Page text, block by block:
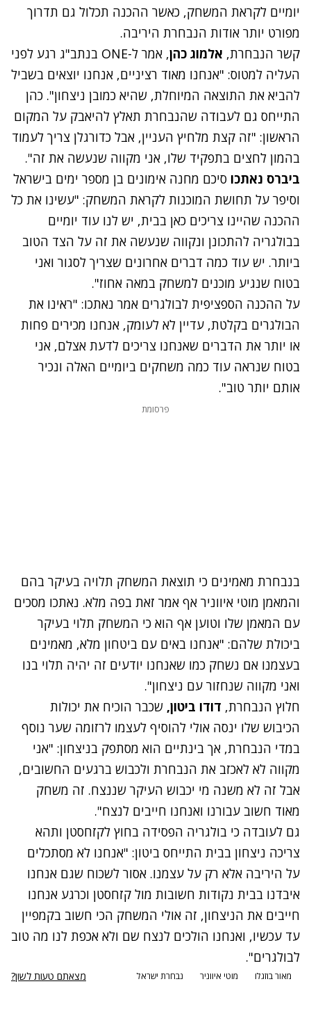
יומיים לקראת המשחק, כאשר ההכנה תכלול גם תדרוך
מפורט יותר אודות הנבחרת היריבה.
קשר הנבחרת, אלמוג כהן
, אמר ל-ONE בנתב"ג רגע לפני
העליה למטוס: "אנחנו מאוד רציניים, אנחנו יוצאים בשביל
להביא את התוצאה המיוחלת, שהיא כמובן ניצחון". כהן
התייחס גם לעבודה שהנבחרת תאלץ להיאבק על המקום
הראשון: "זה קצת מלחיץ העניין, אבל כדורגלן צריך לעמוד
בהמון לחצים בתפקיד שלו, אני מקווה שנעשה את זה".
ביברס נאתכו סיכם מחנה אימונים בן מספר ימים בישראל
וסיפר על תחושת המוכנות לקראת המשחק: "עשינו את כל
ההכנה שהיינו צריכים כאן בבית, יש לנו עוד יומיים
בבולגריה להתכונן ונקווה שנעשה את זה על הצד הטוב
ביותר. יש עוד כמה דברים אחרונים שצריך לסגור ואני
בטוח שנגיע מוכנים למשחק במאה אחוז".
על ההכנה הספציפית לבולגרים אמר נאתכו: "ראינו את
הבולגרים בקלטת, עדיין לא לעומק, אנחנו מכירים פחות
או יותר את הדברים שאנחנו צריכים לדעת אצלם, אני
בטוח שנראה עוד כמה משחקים ביומיים האלה ונכיר
אותם יותר טוב".
פרסומת
בנבחרת מאמינים כי תוצאת המשחק תלויה בעיקר בהם
והמאמן מוטי איווניר אף אמר זאת בפה מלא. נאתכו מסכים
עם המאמן שלו וטוען אף הוא כי המשחק תלוי בעיקר
ביכולת שלהם: "אנחנו באים עם ביטחון מלא, מאמינים
בעצמנו אם נשחק כמו שאנחנו יודעים זה יהיה תלוי בנו
ואני מקווה שנחזור עם ניצחון".
חלוץ הנבחרת, דודו ביטון, שכבר הוכיח את יכולות
הכיבוש שלו ינסה אולי להוסיף לעצמו לרזומה שער נוסף
במדי הנבחרת, אך בינתיים הוא מסתפק בניצחון: "אני
מקווה לא לאכזב את הנבחרת ולכבוש ברגעים החשובים,
אבל זה לא משנה מי יכבוש העיקר שננצח. זה משחק
מאוד חשוב עבורנו ואנחנו חייבים לנצח".
גם לעובדה כי בולגריה הפסידה בחוץ לקזחסטן ותהא
צריכה ניצחון בבית התייחס ביטון: "אנחנו לא מסתכלים
על היריבה אלא רק על עצמנו. אסור לשכוח שגם אנחנו
איבדנו בבית נקודות חשובות מול קזחסטן וכרגע אנחנו
חייבים את הניצחון, זה אולי המשחק הכי חשוב בקמפיין
עד עכשיו, ואנחנו הולכים לנצח שם ולא אכפת לנו מה טוב
לבולגרים".
מאור בוזגלו מוטי איווניר נבחרת ישראל מצאתם טעות לשון?